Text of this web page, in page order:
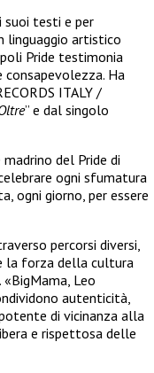
suoi testi e per
linguaggio artistico
Pride testimonia
Ha
ITALY /
” e dal singolo
del Pride di
ogni sfumatura
ogni giorno, per essere
percorsi diversi,
la forza della cultura
. «BigMama, Leo
autenticità,
di vicinanza alla
e rispettosa delle